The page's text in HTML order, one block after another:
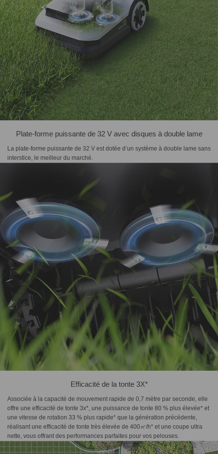
Plate-forme puissante de 32 V avec disques à double lame
La plate-forme puissante de 32 V est dotée d’un système à double lame sans
interstice, le meilleur du marché.
Efficacité de la tonte 3X*
Associée à la capacité de mouvement rapide de 0,7 mètre par seconde, elle
offre une efficacité de tonte 3x*, une puissance de tonte 80 % plus élevée* et
une vitesse de rotation 33 % plus rapide* que la génération précédente,
réalisant une efficacité de tonte très élevée de 400㎡/h* et une coupe ultra
nette, vous offrant des performances parfaites pour vos pelouses.